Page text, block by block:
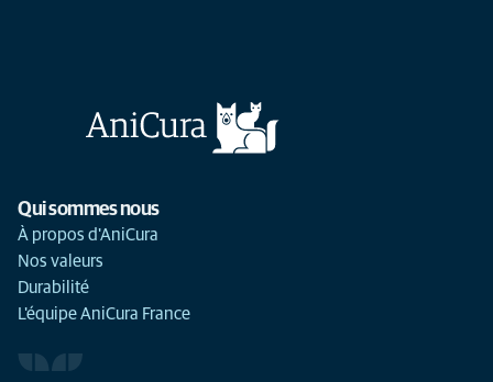
Qui sommes nous
À propos d'AniCura
Nos valeurs
Durabilité
L'équipe AniCura France